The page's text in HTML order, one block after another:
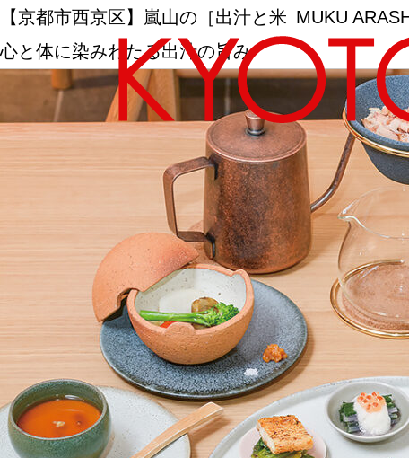
エリアから探す
カテゴリーから探す
SPECIAL
【京都市西京区】嵐山の［出汁と米 MUKU
心と体に染みわたる出汁の旨み